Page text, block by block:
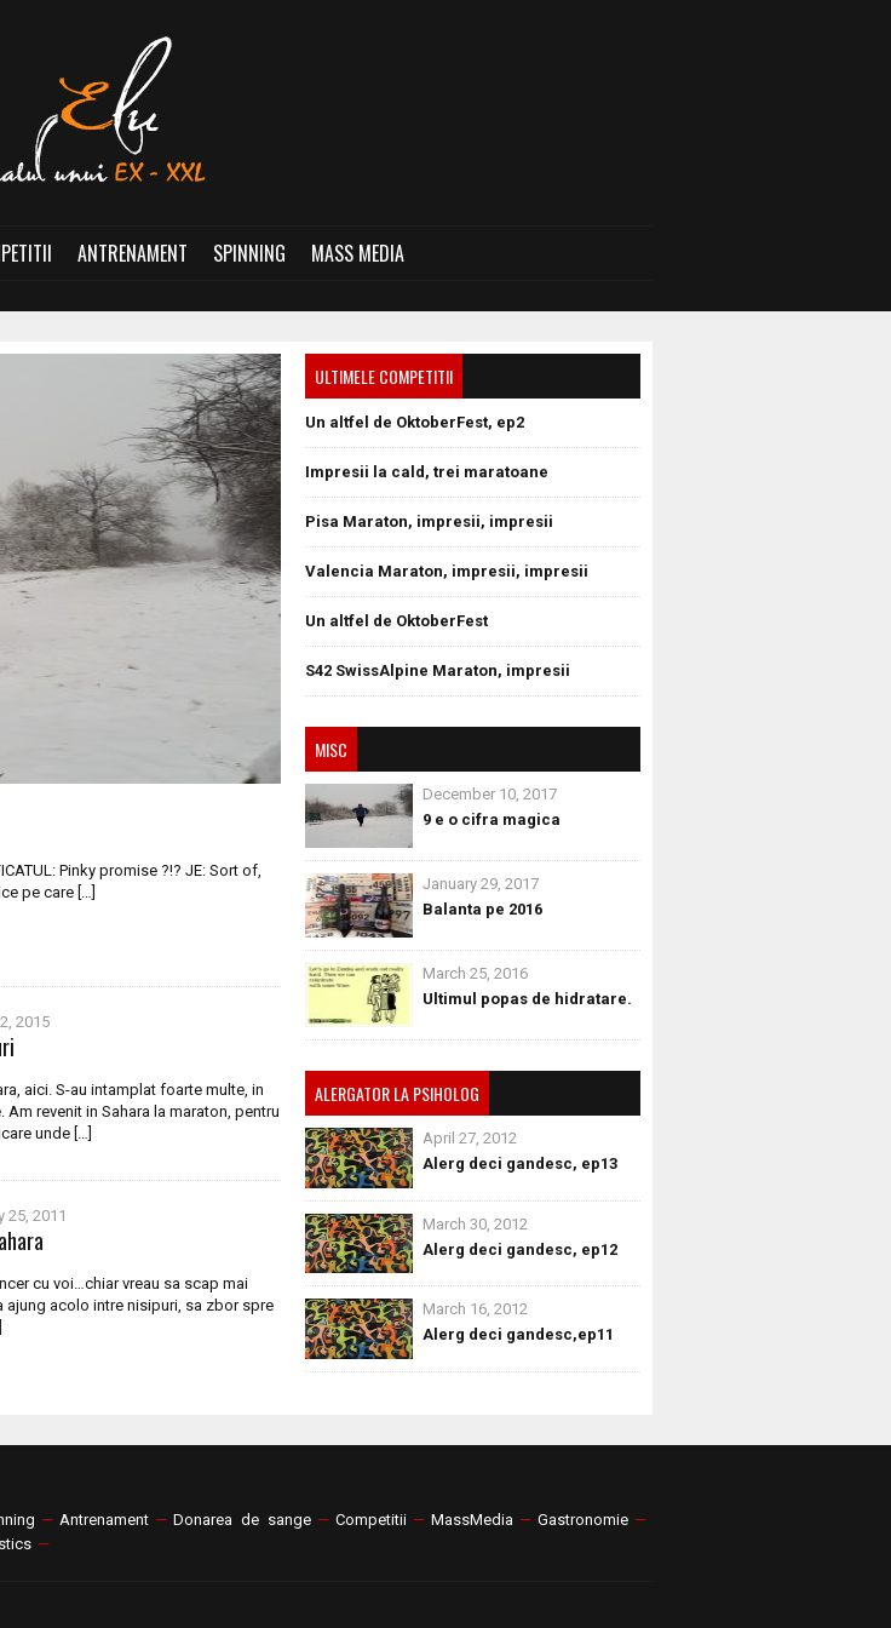
ANTRENAMENT SPINNING MASS MEDIA
Pinky promise ?!? JE: Sort of,
pe care […]
2015
aici. S-au intamplat foarte multe, in
revenit in Sahara la maraton, pentru
unde […]
25, 2011
cu voi…chiar vreau sa scap mai
ajung acolo intre nisipuri, sa zbor spre
ULTIMELE COMPETITII
Un altfel de OktoberFest, ep2
Impresii la cald, trei maratoane
Pisa Maraton, impresii, impresii
Valencia Maraton, impresii, impresii
Un altfel de OktoberFest
S42 SwissAlpine Maraton, impresii
MISC
December 10, 2017
9 e o cifra magica
January 29, 2017
Balanta pe 2016
March 25, 2016
Ultimul popas de hidratare.
ALERGATOR LA PSIHOLOG
April 27, 2012
Alerg deci gandesc, ep13
March 30, 2012
Alerg deci gandesc, ep12
March 16, 2012
Alerg deci gandesc,ep11
— Antrenament — Donarea de sange — Competitii — MassMedia — Gastronomie —
—